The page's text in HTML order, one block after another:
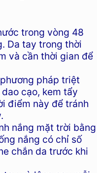
trong vòng 48
Da tay trong thời
và cần thời gian để
pháp triệt
cạo, kem tẩy
điểm này để tránh
nắng mặt trời bằng
nắng có chỉ số
chắn da trước khi